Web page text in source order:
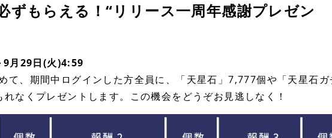
もらえる！“リリース一周年感謝プレゼン
9月29日(火)4:59
て、期間中ログインした方全員に、「天星石」7,777個や「天星石ガ
なくプレゼントします。この機会をどうぞお見逃しなく！